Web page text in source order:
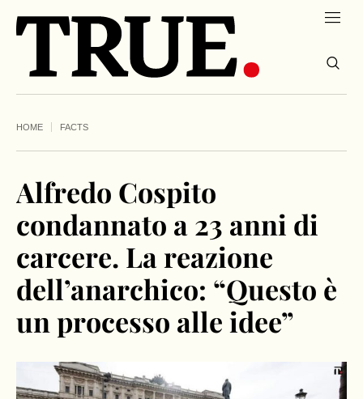
HOME FACTS
Alfredo Cospito
condannato a 23 anni di
carcere. La reazione
dell’anarchico: “Questo è
un processo alle idee”